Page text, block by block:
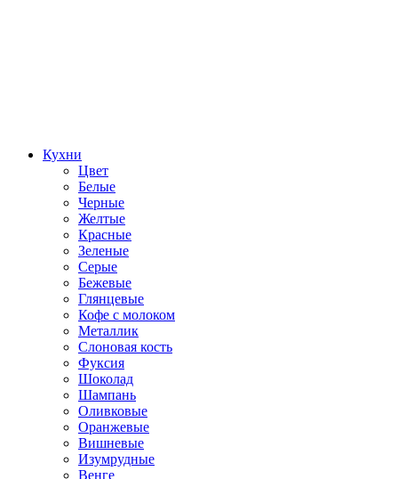
Кухни
Цвет
Белые
Черные
Желтые
Красные
Зеленые
Серые
Бежевые
Глянцевые
Кофе с молоком
Металлик
Слоновая кость
Фуксия
Шоколад
Шампань
Оливковые
Оранжевые
Вишневые
Изумрудные
Венге